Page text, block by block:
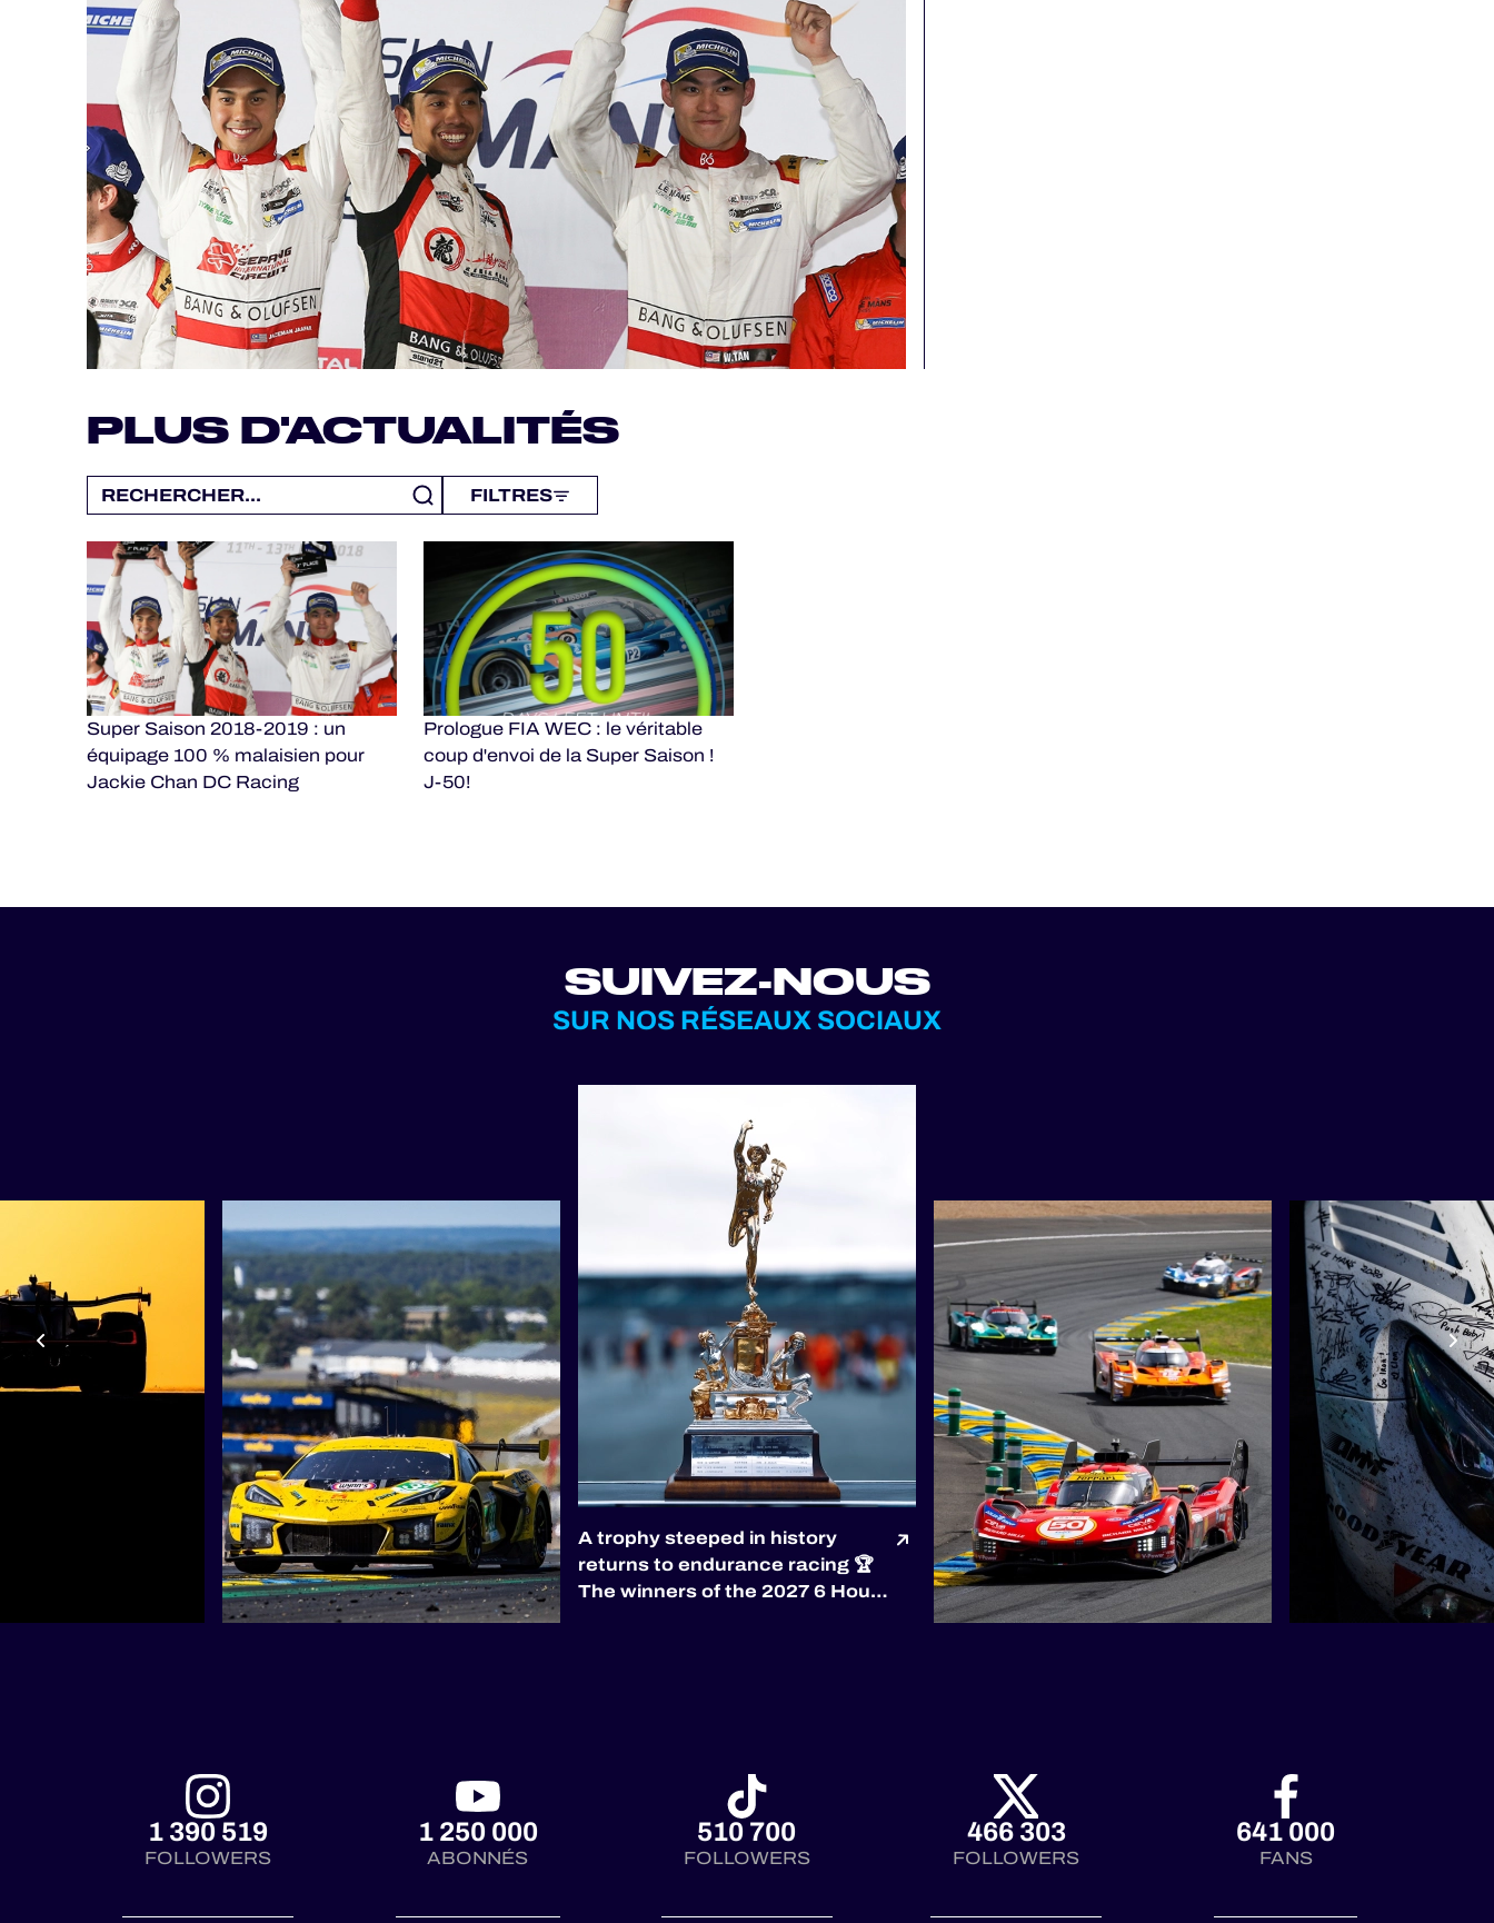
PLUS D'ACTUALITÉS
FILTRES
Super Saison 2018-2019 : un
équipage 100 % malaisien pour
Jackie Chan DC Racing
Prologue FIA WEC : le véritable
coup d'envoi de la Super Saison !
J-50!
SUIVEZ-NOUS
SUR NOS RÉSEAUX SOCIAUX
A trophy steeped in history
returns to endurance racing 🏆
The winners of the 2027 6 Hours
1 390 519
FOLLOWERS
1 250 000
ABONNÉS
510 700
FOLLOWERS
466 303
FOLLOWERS
641 000
FANS